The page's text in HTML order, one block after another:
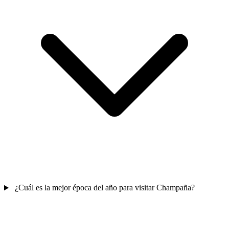
¿Cuál es la mejor época del año para visitar Champaña?